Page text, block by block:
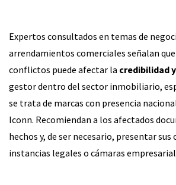
Expertos consultados en temas de
arrendamientos comerciales señalan
conflictos puede afectar la credibilidad
gestor dentro del sector inmobiliario,
se trata de marcas con presencia
Iconn. Recomiendan a los afectados
hechos y, de ser necesario, presentar sus
instancias legales o cámaras